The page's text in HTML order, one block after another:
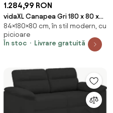
1.284,99 RON
vidaXL Canapea Gri 180 x 80 x
84 cm țesătură
84×180×80 cm, în stil modern, cu
picioare
În stoc
Livrare gratuită